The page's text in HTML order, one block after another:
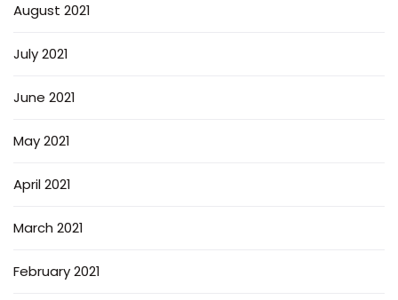
August 2021
July 2021
June 2021
May 2021
April 2021
March 2021
February 2021